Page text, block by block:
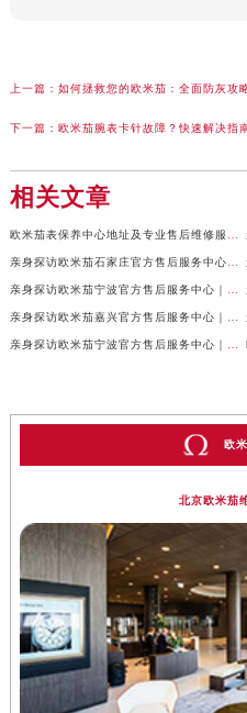
上一篇： 如何拯救您的欧米茄：全面防灰攻
下一篇： 欧米茄腕表卡针故障？快速解决指
相关文章
欧
北京欧米茄